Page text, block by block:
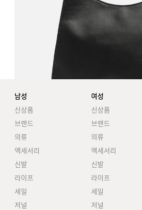
남성
신상품
브랜드
의류
액세서리
신발
라이프
세일
저널
여성
신상품
브랜드
의류
액세서리
신발
라이프
세일
저널